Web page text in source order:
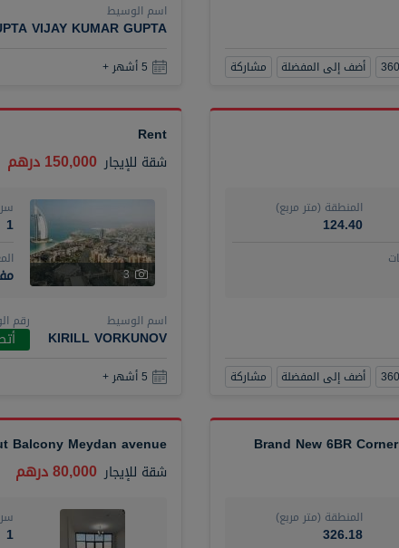
أضف إلى المفضلة مشاركة
اسم الوسيط
VIJAY KUMAR GUPTA
5 أشهر +
المنطقة (متر مربع)
124.40
أضف إلى المفضلة مشاركة
Rent
شقة للإيجار 150,000 درهم
3
1
اسم الوسيط
KIRILL VORKUNOV
رقم
5 أشهر +
Brand New 6BR
المنطقة (متر مربع)
326.18
Balcony Meydan avenue
شقة للإيجار 80,000 درهم
1